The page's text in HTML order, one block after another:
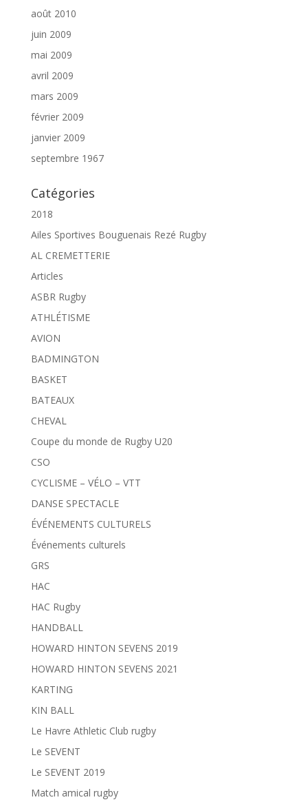
août 2010
juin 2009
mai 2009
avril 2009
mars 2009
février 2009
janvier 2009
septembre 1967
Catégories
2018
Ailes Sportives Bouguenais Rezé Rugby
AL CREMETTERIE
Articles
ASBR Rugby
ATHLÉTISME
AVION
BADMINGTON
BASKET
BATEAUX
CHEVAL
Coupe du monde de Rugby U20
CSO
CYCLISME – VÉLO – VTT
DANSE SPECTACLE
ÉVÉNEMENTS CULTURELS
Événements culturels
GRS
HAC
HAC Rugby
HANDBALL
HOWARD HINTON SEVENS 2019
HOWARD HINTON SEVENS 2021
KARTING
KIN BALL
Le Havre Athletic Club rugby
Le SEVENT
Le SEVENT 2019
Match amical rugby